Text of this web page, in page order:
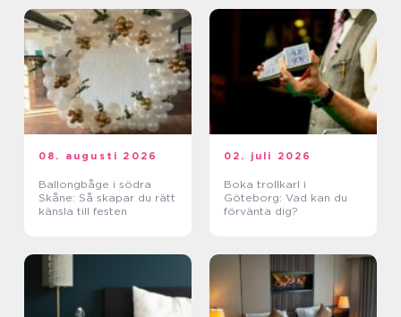
08. augusti 2026
Ballongbåge i södra
Skåne: Så skapar du rätt
känsla till festen
02. juli 2026
Boka trollkarl i
Göteborg: Vad kan du
förvänta dig?